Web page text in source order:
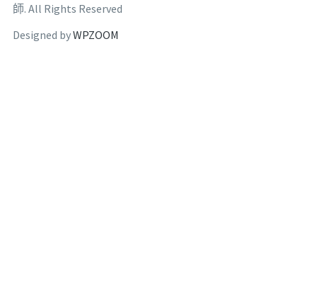
師. All Rights Reserved
Designed byWPZOOM